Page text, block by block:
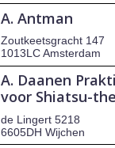
A. Antman
Zoutkeetsgracht 147
1013LC Amsterdam
A. Daanen
voor Shiatsu-
de Lingert 5218
6605DH Wijchen